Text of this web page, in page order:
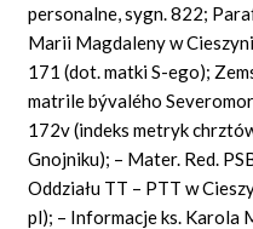
personalne, sygn. 822;
Marii Magdaleny w
171 (dot. matki S-ego);
matrile bývalého
172v (indeks metryk
Gnojniku); – Mater. Red.
Oddziału TT – PTT w
pl); – Informacje ks. Karola